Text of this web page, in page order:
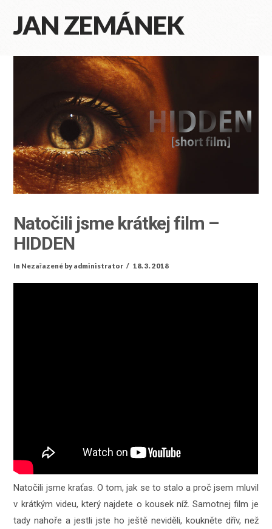
JAN ZEMÁNEK
Natočili jsme krátkej film –
HIDDEN
In Nezařazené by administrator 18. 3. 2018
Natočili jsme kraťas. O tom, jak se to stalo a proč jsem mluvil
v krátkým videu, který najdete o kousek níž. Samotnej film je
tady nahoře a jestli jste ho ještě neviděli, koukněte dřív, než